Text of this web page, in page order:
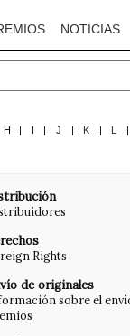
NOTICIAS
H | I | J | K | L
Rights
de originales
sobre el